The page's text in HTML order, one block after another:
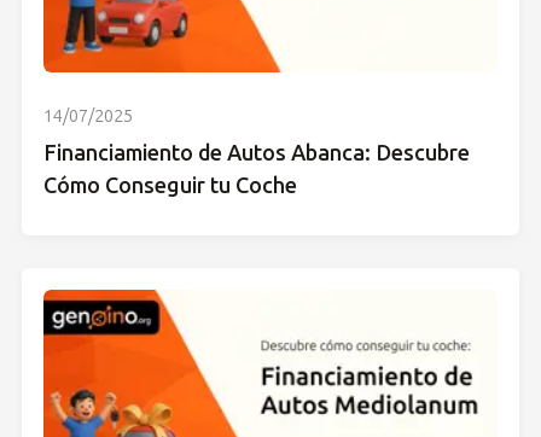
14/07/2025
Financiamiento de Autos Abanca: Descubre
Cómo Conseguir tu Coche